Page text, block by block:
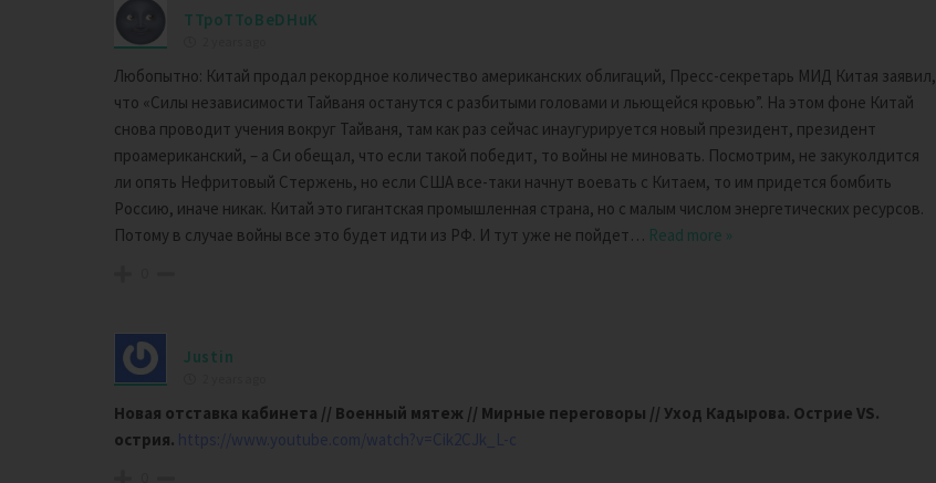
TTpoTToBeDHuK
Любопытно: Китай продал рекордное количество американских облигаций, Пресс-секретарь МИД Китая заявил,
что «Силы независимости Тайваня останутся с разбитыми головами и льющейся кровью”. На этом фоне Китай
снова проводит учения вокруг Тайваня, там как раз сейчас инаугурируется новый президент, президент
проамериканский, – а Си обещал, что если такой победит, то войны не миновать. Посмотрим, не закуколдится
ли опять Нефритовый Стержень, но если США все-таки начнут воевать с Китаем, то им придется бомбить
Россию, иначе никак. Китай это гигантская промышленная страна, но с малым числом энергетических ресурсов.
Потому в случае войны все это будет идти из РФ. И тут уже не пойдет… Read more »
Justin
Новая отставка кабинета // Военный мятеж // Мирные переговоры // Уход Кадырова. Острие VS.
острия. https://www.youtube.com/watch?v=Cik2CJk_L-c